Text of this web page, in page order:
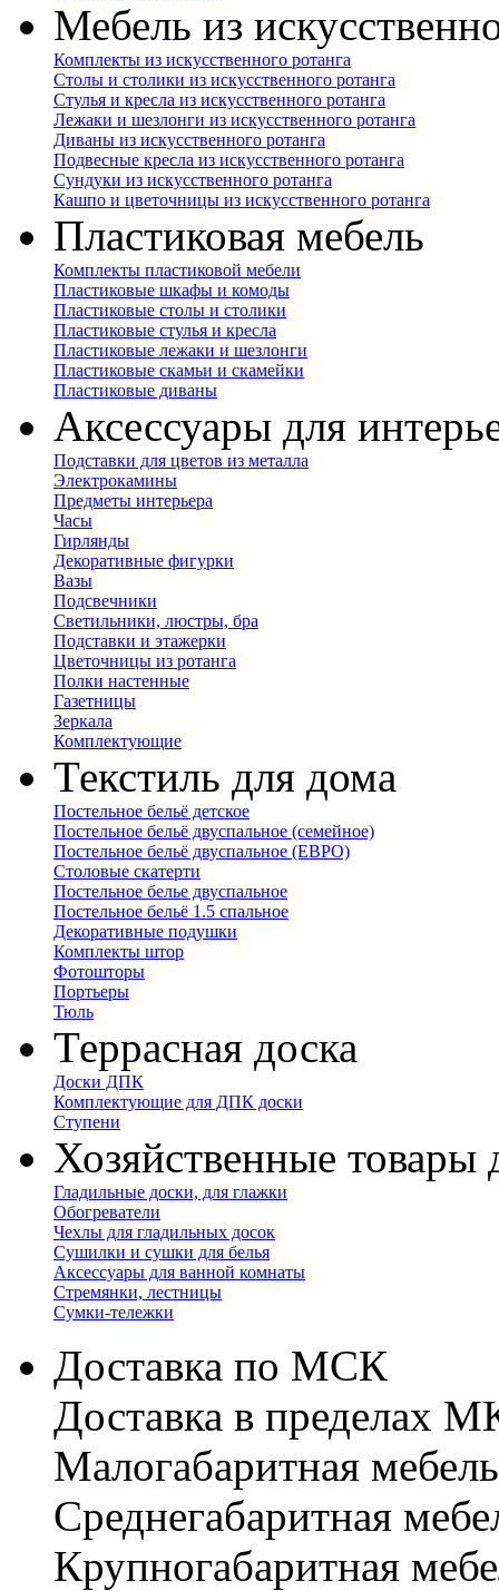
Мебель из
Комплекты из искусственного ротанга
Столы и столики из искусственного ротанга
Стулья и кресла из искусственного ротанга
Лежаки и шезлонги из искусственного ротанга
Диваны из искусственного ротанга
Подвесные кресла из искусственного ротанга
Сундуки из искусственного ротанга
Кашпо и цветочницы из искусственного ротанга
Пластиковая мебель
Комплекты пластиковой мебели
Пластиковые шкафы и комоды
Пластиковые столы и столики
Пластиковые стулья и кресла
Пластиковые лежаки и шезлонги
Пластиковые скамьи и скамейки
Пластиковые диваны
Аксессуары для
Подставки для цветов из металла
Электрокамины
Предметы интерьера
Часы
Гирлянды
Декоративные фигурки
Вазы
Подсвечники
Светильники, люстры, бра
Подставки и этажерки
Цветочницы из ротанга
Полки настенные
Газетницы
Зеркала
Комплектующие
Текстиль для дома
Постельное бельё детское
Постельное бельё двуспальное (семейное)
Постельное бельё двуспальное (ЕВРО)
Столовые скатерти
Постельное белье двуспальное
Постельное бельё 1.5 спальное
Декоративные подушки
Комплекты штор
Фотошторы
Портьеры
Тюль
Террасная доска
Доски ДПК
Комплектующие для ДПК доски
Ступени
Хозяйственные товары
Гладильные доски, для глажки
Обогреватели
Чехлы для гладильных досок
Сушилки и сушки для белья
Аксессуары для ванной комнаты
Стремянки, лестницы
Сумки-тележки
Доставка по МСК
Доставка в пределах
Малогабаритная
Cреднегабаритная
Крупногабаритная